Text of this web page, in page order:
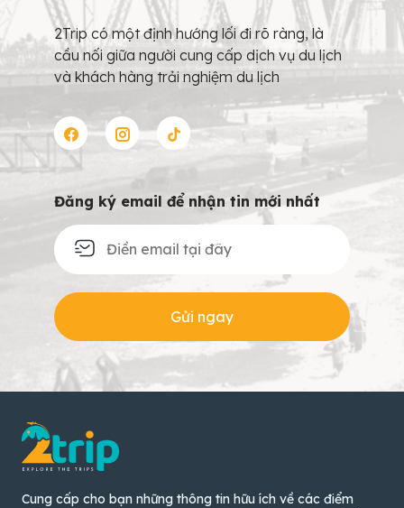
2Trip có một định hướng lối đi rõ ràng, là
cầu nối giữa người cung cấp dịch vụ du lịch
và khách hàng trải nghiệm du lịch
Đăng ký email để nhận tin mới nhất
Gửi ngay
Cung cấp cho bạn những thông tin hữu ích về các điểm